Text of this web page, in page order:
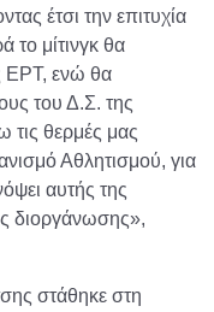
έτσι την επιτυχία
το μίτινγκ θα
ΕΡΤ, ενώ θα
του Δ.Σ. της
θερμές μας
Αθλητισμού, για
αυτής της
διοργάνωσης»,
στάθηκε στη